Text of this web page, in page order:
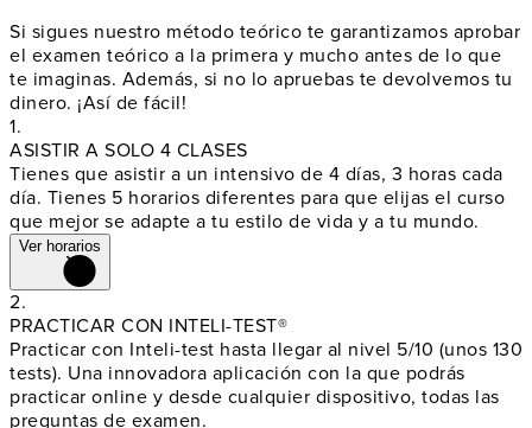
Si sigues nuestro método teórico te garantizamos aprobar
el examen teórico a la primera y mucho antes de lo que
te imaginas. Además, si no lo apruebas te devolvemos tu
dinero. ¡Así de fácil!
1.
ASISTIR A SOLO 4 CLASES
Tienes que asistir a un intensivo de 4 días, 3 horas cada
día. Tienes 5 horarios diferentes para que elijas el curso
que mejor se adapte a tu estilo de vida y a tu mundo.
Ver horarios
2.
PRACTICAR CON INTELI-TEST®
Practicar con Inteli-test hasta llegar al nivel 5/10 (unos 130
tests). Una innovadora aplicación con la que podrás
practicar online y desde cualquier dispositivo, todas las
preguntas de examen.